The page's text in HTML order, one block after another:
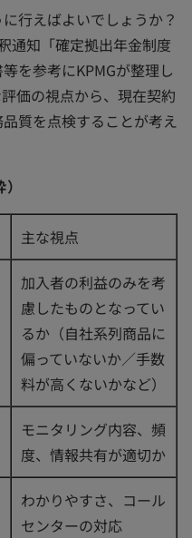
行えばよいでしょうか？
通知「確定拠出年金制度
を参考にKPMGが整理し
価の視点から、現在契約
質を点検することが考え
主な視点
加入者の利益のみを考
慮したものとなってい
るか（自社系列商品に
偏っていないか／手数
料が高くないかなど）
モニタリング内容、頻
度、情報共有が適切か
わかりやすさ、コール
センターの対応